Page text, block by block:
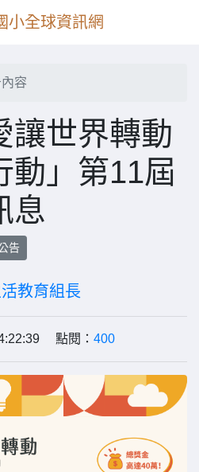
小全球資訊網
容
讓世界轉動
動」第11屆
息
告
教育組長
點閱： 400